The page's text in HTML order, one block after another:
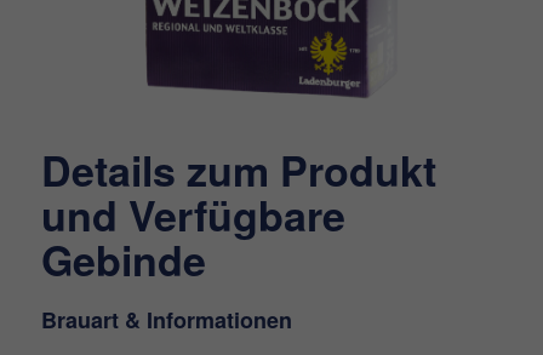
Details zum Produkt
und Verfügbare
Gebinde
Brauart & Informationen